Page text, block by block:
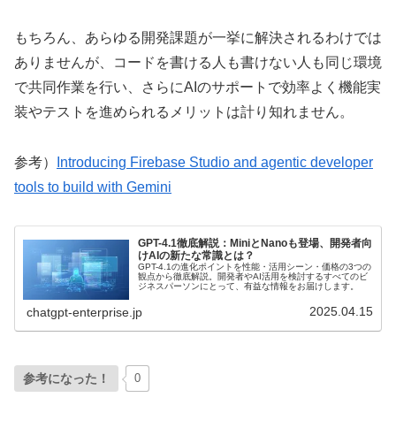
もちろん、あらゆる開発課題が一挙に解決されるわけでは
ありませんが、コードを書ける人も書けない人も同じ環境
で共同作業を行い、さらにAIのサポートで効率よく機能実
装やテストを進められるメリットは計り知れません。
参考）
Introducing Firebase Studio and agentic developer
tools to build with Gemini
GPT-4.1徹底解説：MiniとNanoも登場、開発者向
けAIの新たな常識とは？
GPT-4.1の進化ポイントを性能・活用シーン・価格の3つの
観点から徹底解説。開発者やAI活用を検討するすべてのビ
ジネスパーソンにとって、有益な情報をお届けします。
chatgpt-enterprise.jp 2025.04.15
参考になった！ 0